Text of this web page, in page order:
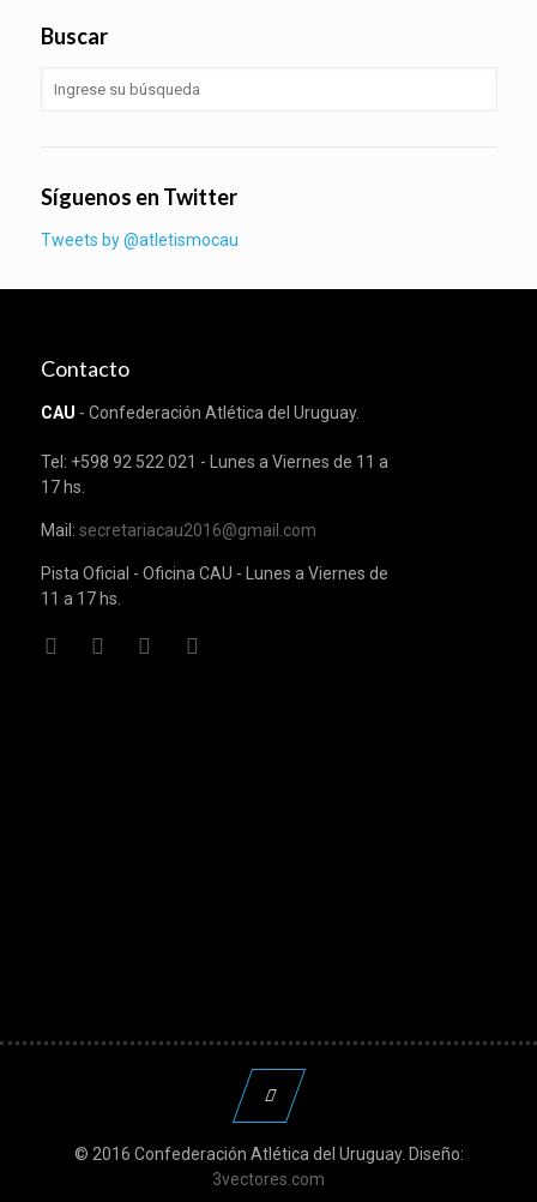
Buscar
Síguenos en Twitter
Tweets by @atletismocau
Contacto
CAU - Confederación Atlética del Uruguay.
Tel: +598 92 522 021 - Lunes a Viernes de 11 a
17 hs.
Mail: secretariacau2016@gmail.com
Pista Oficial - Oficina CAU - Lunes a Viernes de
11 a 17 hs.
© 2016 Confederación Atlética del Uruguay. Diseño:
3vectores.com